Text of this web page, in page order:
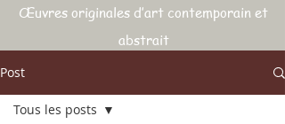
Œuvres originales d’art contemporain et
abstrait
Post
Tous les posts